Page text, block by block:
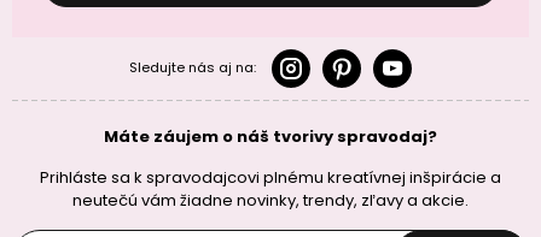
Sledujte nás aj na:
Máte záujem o náš tvorivy spravodaj?
Prihláste sa k spravodajcovi plnému kreatívnej inšpirácie a
neutečú vám žiadne novinky, trendy, zľavy a akcie.